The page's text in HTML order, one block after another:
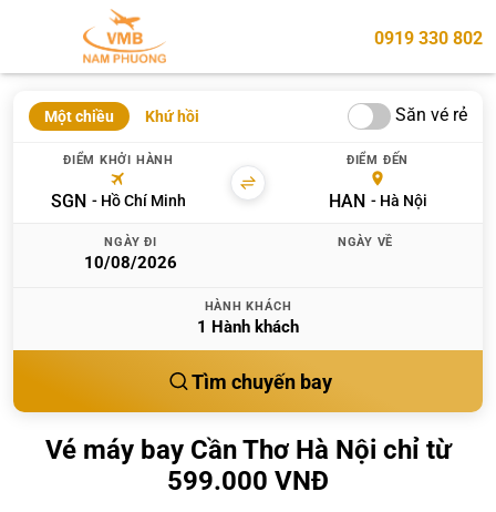
0919 330 802
Một chiều Khứ hồi Săn vé rẻ
ĐIỂM KHỞI HÀNH
SGN Hồ Chí Minh
ĐIỂM ĐẾN
HAN Hà Nội
NGÀY ĐI NGÀY VỀ
HÀNH KHÁCH
1 Hành khách
Tìm chuyến bay
Vé máy bay Cần Thơ Hà Nội chỉ từ
599.000 VNĐ